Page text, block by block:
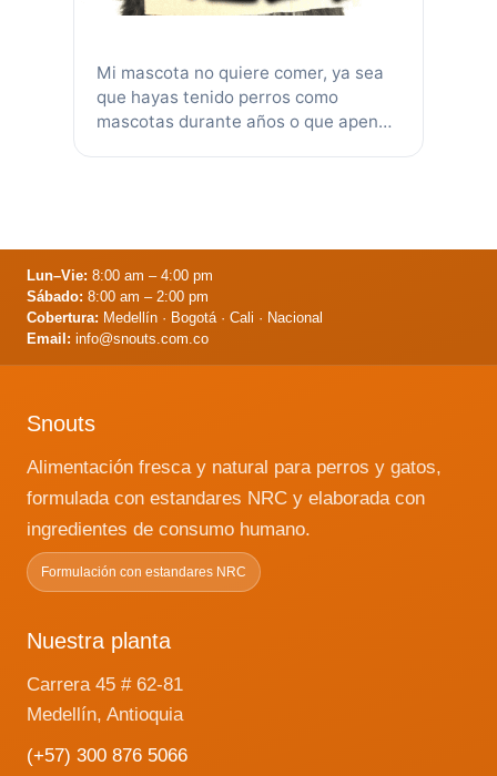
Mi mascota no quiere comer, ya sea
que hayas tenido perros como
mascotas durante años o que apenas
razones para la pérdida de apetito en
…Leer más
Lun–Vie: 8:00 am – 4:00 pm
Sábado: 8:00 am – 2:00 pm
Cobertura: Medellín · Bogotá · Cali · Nacional
Email: info@snouts.com.co
Snouts
Alimentación fresca y natural para perros y gatos,
formulada con estandares NRC y elaborada con
ingredientes de consumo humano.
Formulación con estandares NRC
Nuestra planta
Carrera 45 # 62-81
Medellín, Antioquia
(+57) 300 876 5066